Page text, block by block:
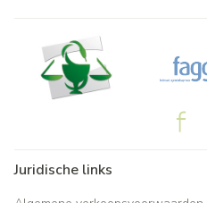
Juridische links